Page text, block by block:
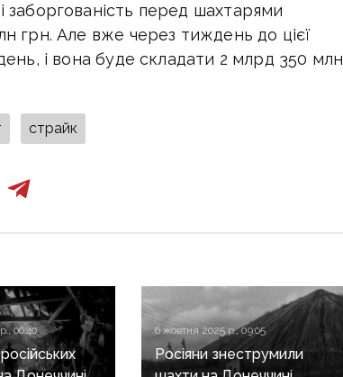
перед шахтарями
грн. Але вже через тиждень до цієї
і вона буде складати 2 млрд 350 млн
страйк
06:40 6 жовтня 2025 р., 09:05
Росіяни знеструмили